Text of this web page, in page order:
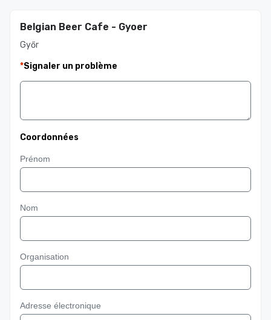
Belgian Beer Cafe - Gyoer
Győr
*Signaler un problème
Coordonnées
Prénom
Nom
Organisation
Adresse électronique